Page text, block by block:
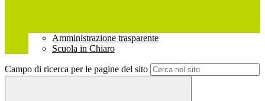
Amministrazione trasparente
Scuola in Chiaro
Campo di ricerca per le pagine del sito